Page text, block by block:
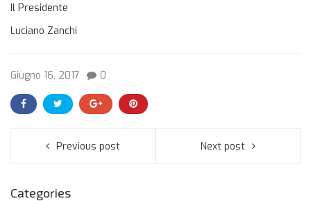
Il Presidente
Luciano Zanchi
Giugno 16, 2017 0
Previous post Next post
Categories